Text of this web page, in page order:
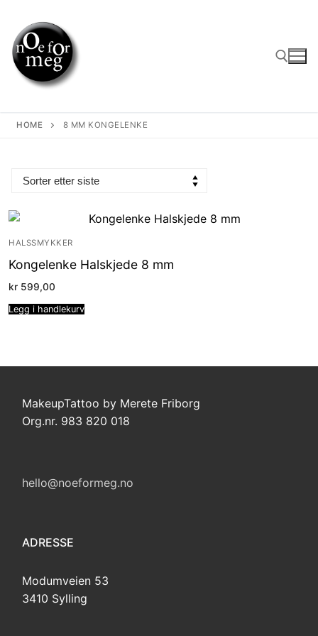
content
HOME 8 MM KONGELENKE
HALSSMYKKER
Kongelenke Halskjede 8 mm
kr 599,00
Legg i handlekurv
MakeupTattoo by Merete Friborg
Org.nr. 983 820 018
hello@noeformeg.no
ADRESSE
Modumveien 53
3410 Sylling